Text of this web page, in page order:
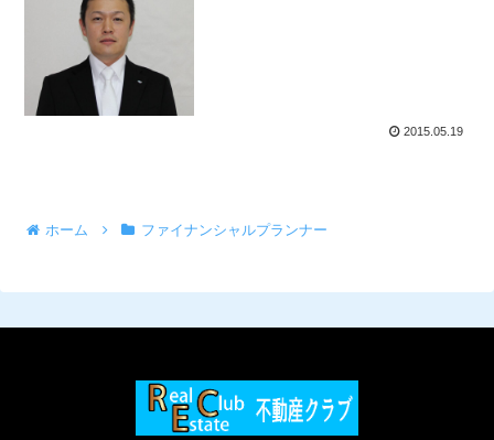
2015.05.19
ホーム ファイナンシャルプランナー